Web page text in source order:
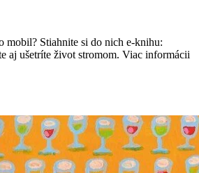
mobil? Stiahnite si do nich e-knihu:
aj ušetríte život stromom. Viac informácii